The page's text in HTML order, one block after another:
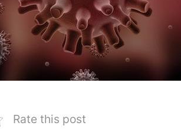
Rate this post